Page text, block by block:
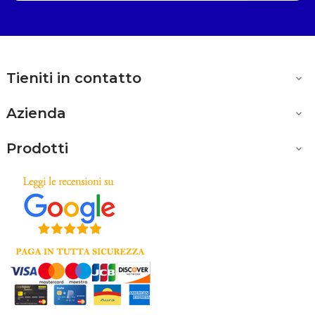
Tieniti in contatto 
Azienda 
Prodotti 